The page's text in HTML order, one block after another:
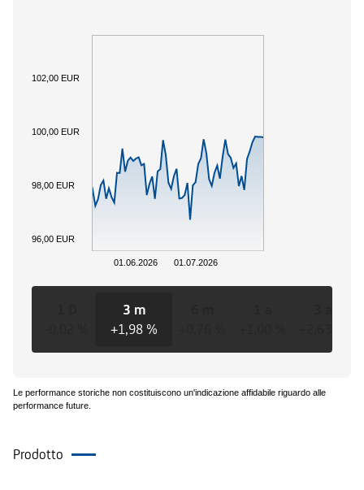
01.06.2026 01.07.2026
100,00 EUR
96,00 EUR
98,00 EUR
102,00 EUR
3 m
+1,98 %
Le performance storiche non costituiscono un'indicazione affidabile riguardo alle
performance future.
Prodotto